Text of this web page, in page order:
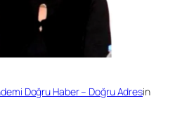
Doğru Haber – Doğru Adresin